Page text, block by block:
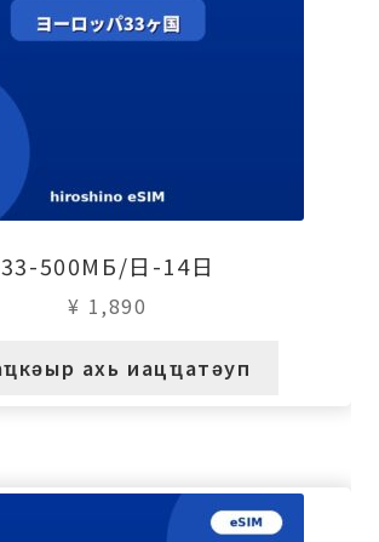
33-500МБ/日-14日
¥ 1,890
ахь иацҵатәуп